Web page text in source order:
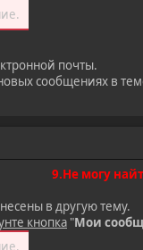
почты.
сообщениях в
9.Не могу
в другую тему.
кнопка "Мои